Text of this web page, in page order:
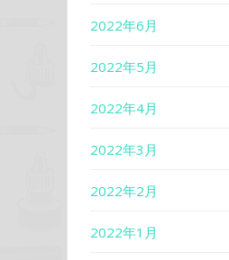
2022年6月
2022年5月
2022年4月
2022年3月
2022年2月
2022年1月